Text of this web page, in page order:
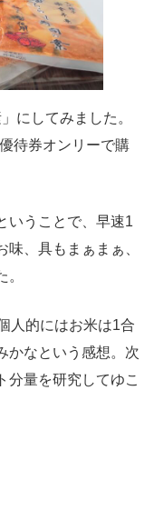
にしてみました。
待券オンリーで購
いうことで、早速1
、具もまぁまぁ、
人的にはお米は1合
かなという感想。次
分量を研究してゆこ